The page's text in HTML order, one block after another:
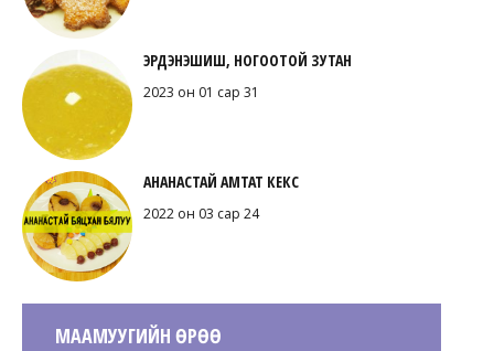
ЭРДЭНЭШИШ, НОГООТОЙ ЗУТАН
2023 он 01 сар 31
АНАНАСТАЙ АМТАТ КЕКС
2022 он 03 сар 24
МААМУУГИЙН ӨРӨӨ